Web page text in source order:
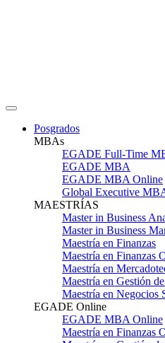
Posgrados
MBAs
EGADE Full-Time
EGADE MBA
EGADE MBA Online
Global Executive
MAESTRÍAS
Master in Business
Master in Business
Maestría en Finanzas
Maestría en Finanzas
Maestría en
Maestría en Gestión
Maestría en Negocios
EGADE Online
EGADE MBA Online
Maestría en Finanzas